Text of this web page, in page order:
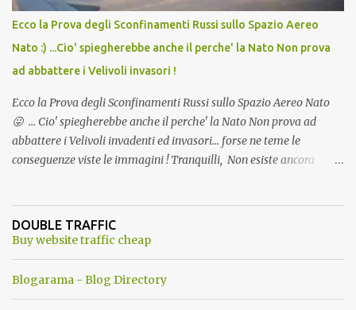
Ecco la Prova degli Sconfinamenti Russi sullo Spazio Aereo
Nato :) ...Cio' spiegherebbe anche il perche' la Nato Non prova
ad abbattere i Velivoli invasori !
Ecco la Prova degli Sconfinamenti Russi sullo Spazio Aereo Nato
😛 ... Cio' spiegherebbe anche il perche' la Nato Non prova ad
abbattere i Velivoli invadenti ed invasori... forse ne teme le
conseguenze viste le immagini ! Tranquilli, Non esiste ancora
ancora una fantasia Nato o forse una "False Flag", per provocare
una guerra mondiale che difficilmente da menti sane, potrebbe
DOUBLE TRAFFIC
Buy website traffic cheap
Blogarama - Blog Directory